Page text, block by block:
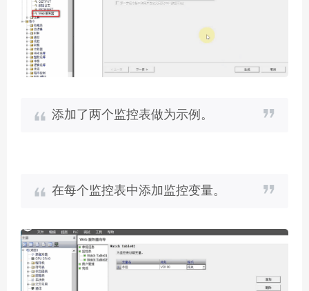
添加了两个监控表做为示例。
在每个监控表中添加监控变量。